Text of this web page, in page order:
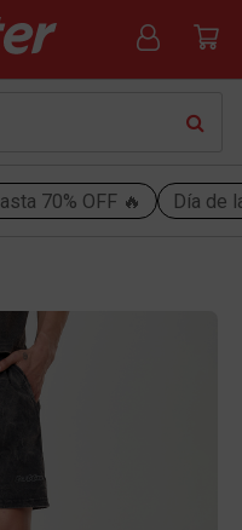
70% OFF 🔥 Día de